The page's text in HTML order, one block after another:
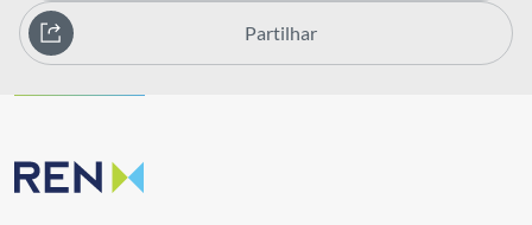
Partilhar